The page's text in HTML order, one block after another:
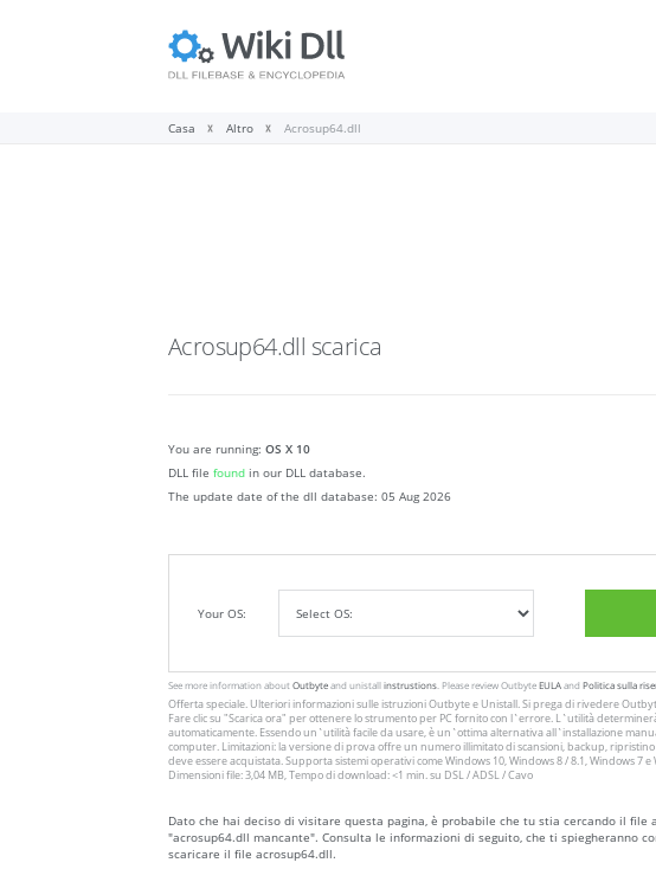
Casa Altro Acrosup64.dll
Acrosup64.dll scarica
You are running: OS X 10
DLL file found in our DLL database.
The update date of the dll database: 05 Aug 2026
Your OS:
See more information about Outbyteand unistallinstrustions . Please review OutbyteEULAandPolitica sulla
Offerta speciale. Ulteriori informazioni sulle istruzioniOutbytee Unistall. Si prega di rivedere
Fare clic su "Scarica ora" per ottenere lo strumento per PC fornito con l`errore. L`utilità
automaticamente. Essendo un`utilità facile da usare, è un`ottima alternativa all`installazione
computer. Limitazioni: la versione di prova offre un numero illimitato di scansioni, backup,
deve essere acquistata. Supporta sistemi operativi come Windows 10, Windows 8 / 8.1, Windows 7 e
Dimensioni file: 3,04 MB, Tempo di download: <1 min. su DSL / ADSL / Cavo
Dato che hai deciso di visitare questa pagina, è probabile che tu stia cercando il file
"acrosup64.dll mancante". Consulta le informazioni di seguito, che ti spiegheranno
scaricare il file acrosup64.dll.